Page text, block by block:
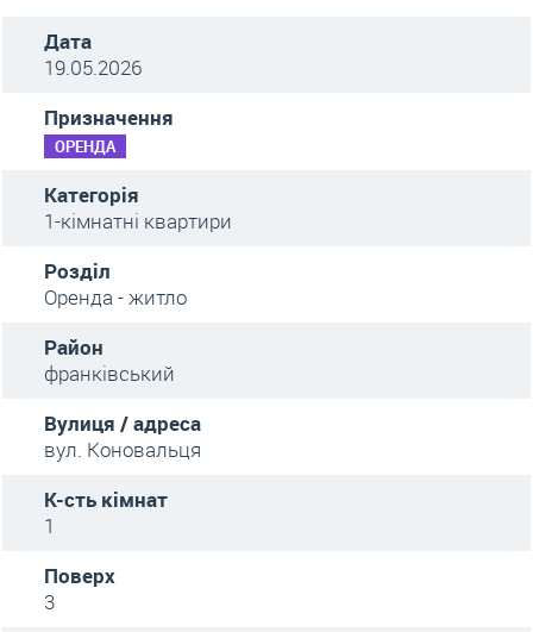
Дата
19.05.2026
Призначення
ОРЕНДА
Категорія
1-кімнатні квартири
Розділ
Оренда - житло
Район
франківський
Вулиця / адреса
вул. Коновальця
К-сть кімнат
1
Поверх
3